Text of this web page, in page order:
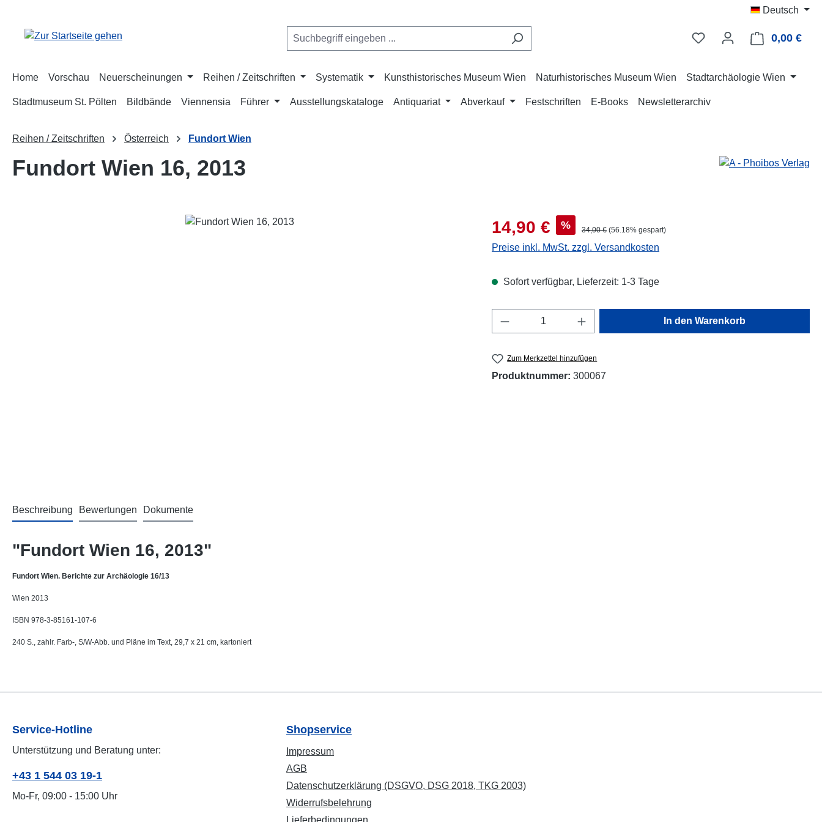
Deutsch
0,00 €
Home Vorschau Neuerscheinungen Reihen / Zeitschriften Systematik Kunsthistorisches Museum Wien Naturhistorisches Museum Wien Stadtarchäologie Wien
Stadtmuseum St. Pölten Bildbände Viennensia Führer Ausstellungskataloge Antiquariat Abverkauf Festschriften E-Books Newsletterarchiv
Reihen / Zeitschriften Österreich Fundort Wien
Fundort Wien 16, 2013
Verkaufspreis:
14,90 € % Regulärer Preis:
34,00 € (56.18% gespart)
Preise inkl. MwSt. zzgl. Versandkosten
Sofort verfügbar, Lieferzeit: 1-3 Tage
Produkt Anzahl: Gib den gewünschten Wert ein
In den Warenkorb
Zum Merkzettel hinzufügen
Produktnummer: 300067
Beschreibung Bewertungen Dokumente
"Fundort Wien 16, 2013"
Fundort Wien. Berichte zur Archäologie 16/13
Wien 2013
ISBN 978-3-85161-107-6
240 S., zahlr. Farb-, S/W-Abb. und Pläne im Text, 29,7 x 21 cm, kartoniert
Service-Hotline
Unterstützung und Beratung unter:
+43 1 544 03 19-1
Mo-Fr, 09:00 - 15:00 Uhr
Shopservice
Impressum
AGB
Datenschutzerklärung (DSGVO, DSG 2018, TKG 2003)
Widerrufsbelehrung
Lieferbedingungen